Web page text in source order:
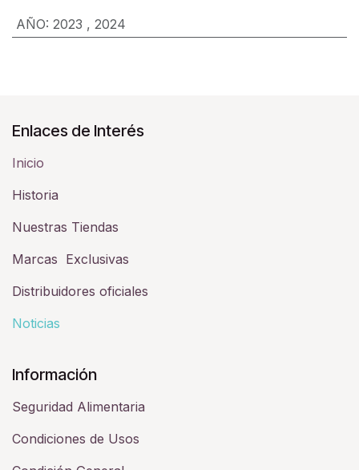
AÑO: 2023 , 2024
Enlaces de Interés
Inicio
Historia​
Nuestras Tiendas
Marcas Exclusivas
Distribuidores oficiales
Noticias
Información
Seguridad Alimentaria
Condiciones de Usos